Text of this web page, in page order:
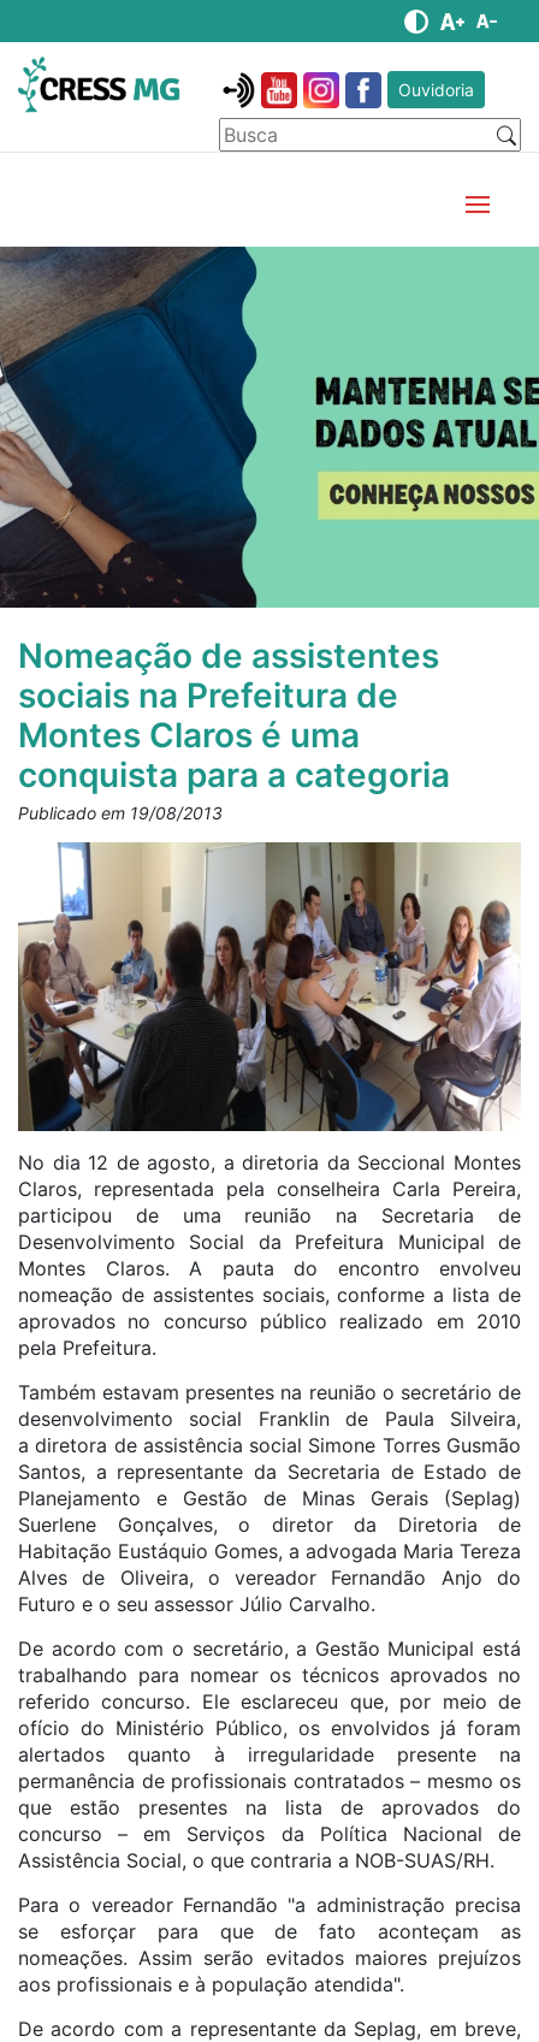
Ouvidoria
Nomeação de assistentes
sociais na Prefeitura de
Montes Claros é uma
conquista para a categoria
Publicado em 19/08/2013
No dia 12 de agosto, a diretoria da Seccional Montes
Claros, representada pela conselheira Carla Pereira,
participou de uma reunião na Secretaria de
Desenvolvimento Social da Prefeitura Municipal de
Montes Claros. A pauta do encontro envolveu
nomeação de assistentes sociais, conforme a lista de
aprovados no concurso público realizado em 2010
pela Prefeitura.
Também estavam presentes na reunião o secretário de
desenvolvimento social Franklin de Paula Silveira,
a diretora de assistência social Simone Torres Gusmão
Santos, a representante da Secretaria de Estado de
Planejamento e Gestão de Minas Gerais (Seplag)
Suerlene Gonçalves, o diretor da Diretoria de
Habitação Eustáquio Gomes, a advogada Maria Tereza
Alves de Oliveira, o vereador Fernandão Anjo do
Futuro e o seu assessor Júlio Carvalho.
De acordo com o secretário, a Gestão Municipal está
trabalhando para nomear os técnicos aprovados no
referido concurso. Ele esclareceu que, por meio de
ofício do Ministério Público, os envolvidos já foram
alertados quanto à irregularidade presente na
permanência de profissionais contratados – mesmo os
que estão presentes na lista de aprovados do
concurso – em Serviços da Política Nacional de
Assistência Social, o que contraria a NOB-SUAS/RH.
Para o vereador Fernandão "a administração precisa
se esforçar para que de fato aconteçam as
nomeações. Assim serão evitados maiores prejuízos
aos profissionais e à população atendida".
De acordo com a representante da Seplag, em breve,